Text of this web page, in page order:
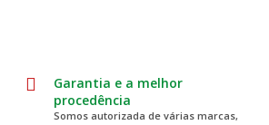
Garantia e a melhor
procedência
Somos autorizada de várias marcas,